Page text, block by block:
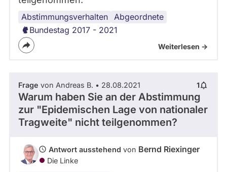
Abstimmungsverhalten Abgeordnete
Corona
Corona-
Maßnahmen
Infektionsschutz
Bundestag 2017 - 2021
Weiterlesen ->
Frage von Andreas B. • 28.08.2021 1
Warum haben Sie an der Abstimmung
zur "Epidemischen Lage von nationaler
Tragweite" nicht teilgenommen?
Antwort ausstehend von Bernd Riexinger
Die Linke